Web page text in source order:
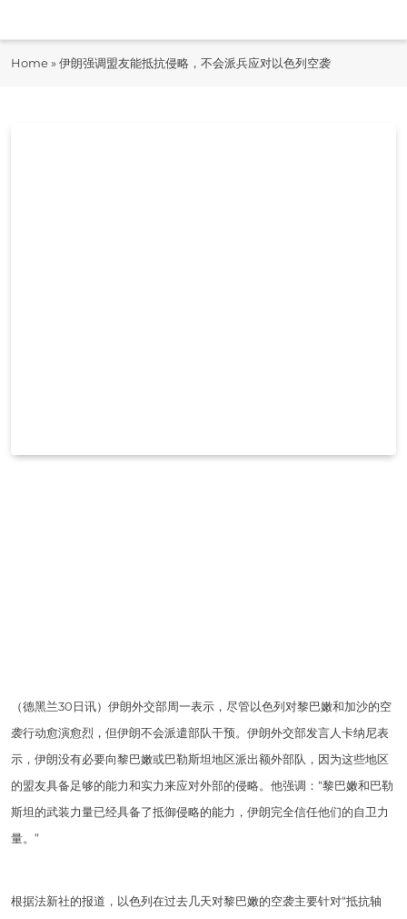
即时快报
Home»伊朗强调盟友能抵抗侵略，不会派兵应对以色列空袭
（德黑兰30日讯）伊朗外交部周一表示，尽管以色列对黎巴嫩和加沙的空
袭行动愈演愈烈，但伊朗不会派遣部队干预。伊朗外交部发言人卡纳尼表
示，伊朗没有必要向黎巴嫩或巴勒斯坦地区派出额外部队，因为这些地区
的盟友具备足够的能力和实力来应对外部的侵略。他强调：“黎巴嫩和巴勒
斯坦的武装力量已经具备了抵御侵略的能力，伊朗完全信任他们的自卫力
量。”
根据法新社的报道，以色列在过去几天对黎巴嫩的空袭主要针对“抵抗轴